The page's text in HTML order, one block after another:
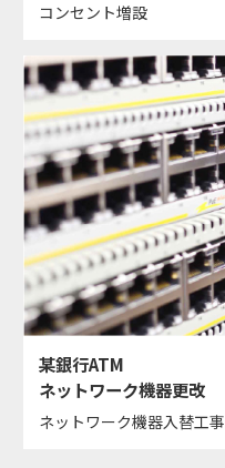
コンセント増設
某銀行ATM
ネットワーク機器更改
ネットワーク機器入替工事